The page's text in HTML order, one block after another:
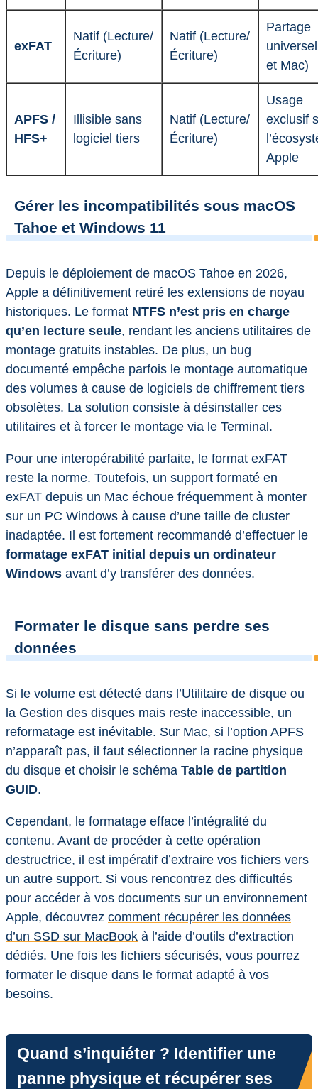
exFAT
Natif (Lecture/
Écriture)
Natif (Lecture/
Écriture)
Partage
et Mac)
APFS /
HFS+
Illisible sans
logiciel tiers
Natif (Lecture/
Écriture)
Usage
exclusif
Apple
Gérer les incompatibilités sous macOS
Tahoe et Windows 11
Depuis le déploiement de macOS Tahoe en 2026,
Apple a définitivement retiré les extensions de noyau
historiques. Le format NTFS n’est pris en charge
qu’en lecture seule, rendant les anciens utilitaires de
montage gratuits instables. De plus, un bug
documenté empêche parfois le montage automatique
des volumes à cause de logiciels de chiffrement tiers
obsolètes. La solution consiste à désinstaller ces
utilitaires et à forcer le montage via le Terminal.
Pour une interopérabilité parfaite, le format exFAT
reste la norme. Toutefois, un support formaté en
exFAT depuis un Mac échoue fréquemment à monter
sur un PC Windows à cause d’une taille de cluster
inadaptée. Il est fortement recommandé d’effectuer le
formatage exFAT initial depuis un ordinateur
Windows avant d’y transférer des données.
Formater le disque sans perdre ses
données
Si le volume est détecté dans l’Utilitaire de disque ou
la Gestion des disques mais reste inaccessible, un
reformatage est inévitable. Sur Mac, si l’option APFS
n’apparaît pas, il faut sélectionner la racine physique
du disque et choisir le schéma Table de partition
GUID.
Cependant, le formatage efface l’intégralité du
contenu. Avant de procéder à cette opération
destructrice, il est impératif d’extraire vos fichiers vers
un autre support. Si vous rencontrez des difficultés
pour accéder à vos documents sur un environnement
Apple, découvrez comment récupérer les données
d’un SSD sur MacBook à l’aide d’outils d’extraction
dédiés. Une fois les fichiers sécurisés, vous pourrez
formater le disque dans le format adapté à vos
besoins.
Quand s’inquiéter ? Identifier une
panne physique et récupérer ses